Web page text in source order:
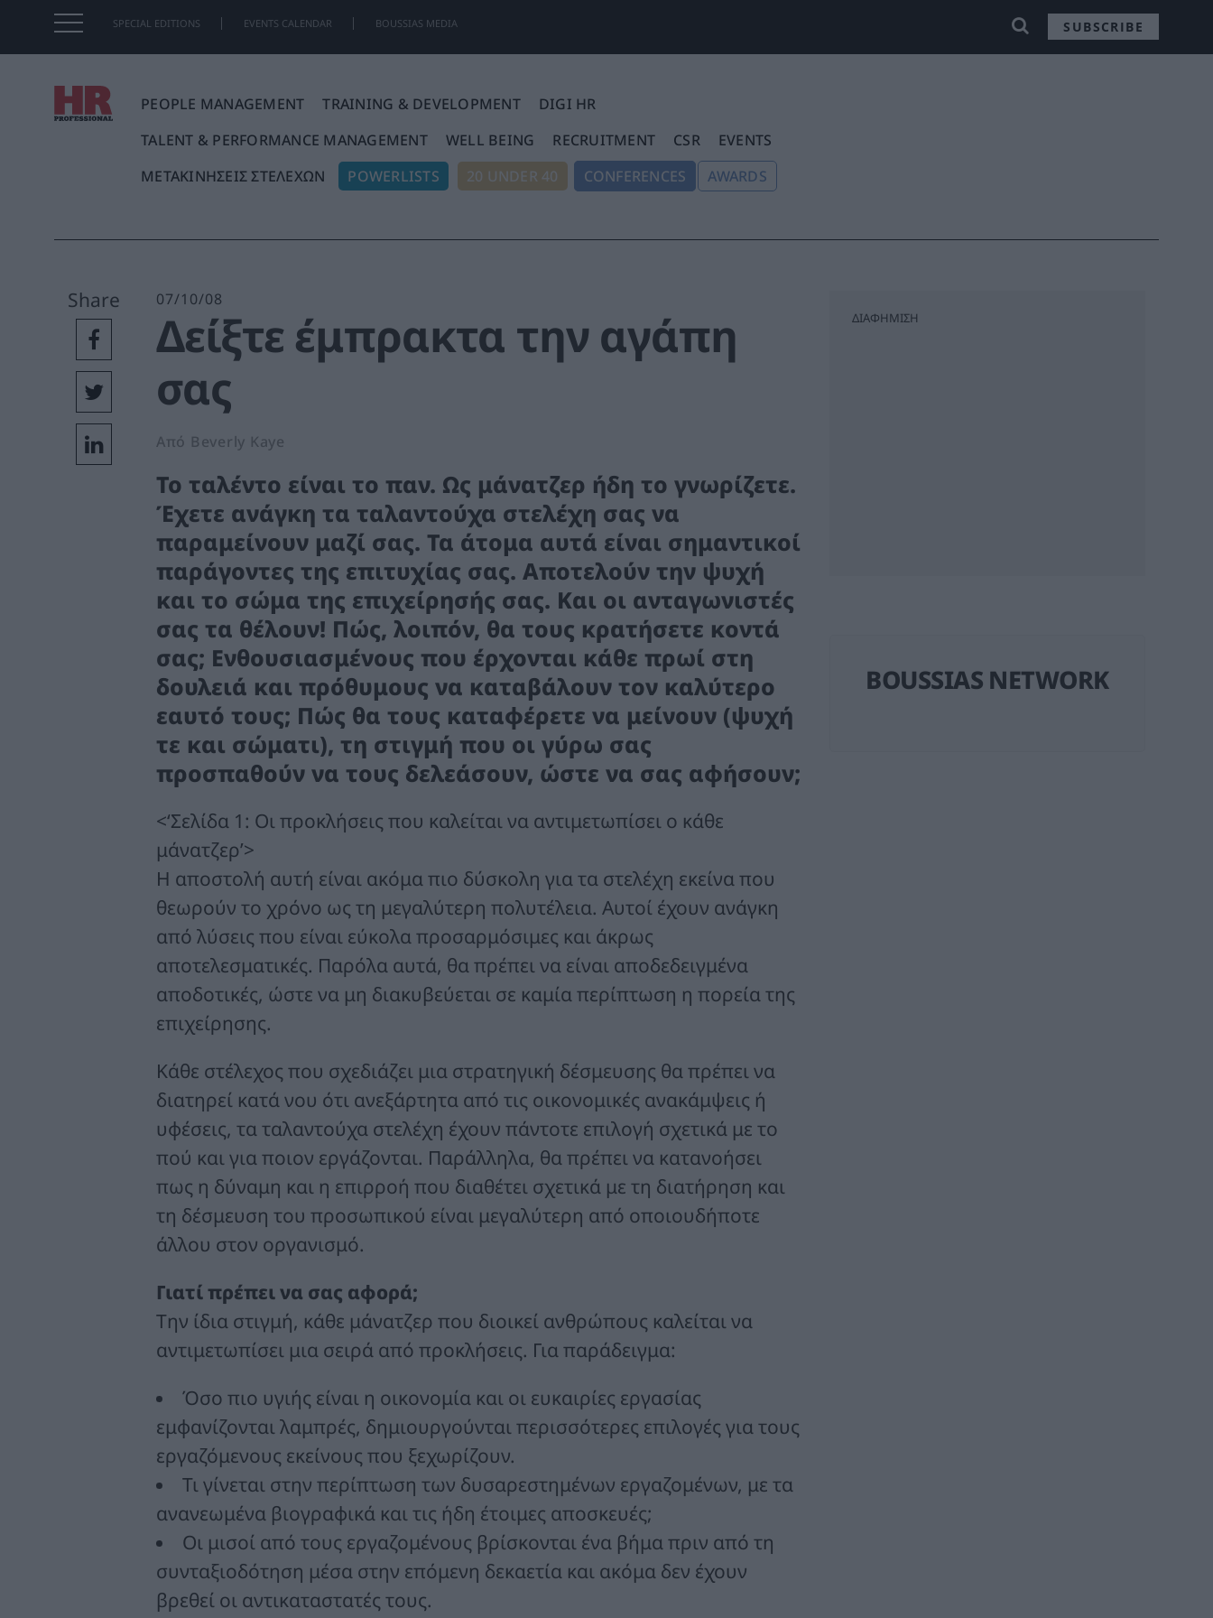
SPECIAL EDITIONS EVENTS CALENDAR BOUSSIAS MEDIA SUBSCRIBE
i
PEOPLE MANAGEMENT TRAINING & DEVELOPMENT
DIGI HR
TALENT & PERFORMANCE MANAGEMENT
WELL BEING RECRUITMENT CSR
EVENTS
ΜΕΤΑΚΙΝΗΣΕΙΣ ΣΤΕΛΕΧΩΝ
POWERLISTS 20 UNDER 40 CONFERENCES AWARDS
Share 07/10/08
Δείξτε έμπρακτα την αγάπη
σας
Από Beverly Kaye
Το ταλέντο είναι το παν. Ως μάνατζερ ήδη το γνωρίζετε.
Έχετε ανάγκη τα ταλαντούχα στελέχη σας να
παραμείνουν μαζί σας. Τα άτομα αυτά είναι σημαντικοί
παράγοντες της επιτυχίας σας. Αποτελούν την ψυχή
και το σώμα της επιχείρησής σας. Και οι ανταγωνιστές
σας τα θέλουν! Πώς, λοιπόν, θα τους κρατήσετε κοντά
σας; Ενθουσιασμένους που έρχονται κάθε πρωί στη
δουλειά και πρόθυμους να καταβάλουν τον καλύτερο
εαυτό τους; Πώς θα τους καταφέρετε να μείνουν (ψυχή
τε και σώματι), τη στιγμή που οι γύρω σας
προσπαθούν να τους δελεάσουν, ώστε να σας αφήσουν;
<‘Σελίδα 1: Οι προκλήσεις που καλείται να αντιμετωπίσει ο κάθε
μάνατζερ’>
Η αποστολή αυτή είναι ακόμα πιο δύσκολη για τα στελέχη εκείνα που
θεωρούν το χρόνο ως τη μεγαλύτερη πολυτέλεια. Αυτοί έχουν ανάγκη
από λύσεις που είναι εύκολα προσαρμόσιμες και άκρως
αποτελεσματικές. Παρόλα αυτά, θα πρέπει να είναι αποδεδειγμένα
αποδοτικές, ώστε να μη διακυβεύεται σε καμία περίπτωση η πορεία της
επιχείρησης.
Κάθε στέλεχος που σχεδιάζει μια στρατηγική δέσμευσης θα πρέπει να
διατηρεί κατά νου ότι ανεξάρτητα από τις οικονομικές ανακάμψεις ή
υφέσεις, τα ταλαντούχα στελέχη έχουν πάντοτε επιλογή σχετικά με το
πού και για ποιον εργάζονται. Παράλληλα, θα πρέπει να κατανοήσει
πως η δύναμη και η επιρροή που διαθέτει σχετικά με τη διατήρηση και
τη δέσμευση του προσωπικού είναι μεγαλύτερη από οποιουδήποτε
άλλου στον οργανισμό.
Γιατί πρέπει να σας αφορά;
Την ίδια στιγμή, κάθε μάνατζερ που διοικεί ανθρώπους καλείται να
αντιμετωπίσει μια σειρά από προκλήσεις. Για παράδειγμα:
Όσο πιο υγιής είναι η οικονομία και οι ευκαιρίες εργασίας
εμφανίζονται λαμπρές, δημιουργούνται περισσότερες επιλογές για τους
εργαζόμενους εκείνους που ξεχωρίζουν.
Τι γίνεται στην περίπτωση των δυσαρεστημένων εργαζομένων, με τα
ανανεωμένα βιογραφικά και τις ήδη έτοιμες αποσκευές;
Οι μισοί από τους εργαζομένους βρίσκονται ένα βήμα πριν από τη
συνταξιοδότηση μέσα στην επόμενη δεκαετία και ακόμα δεν έχουν
βρεθεί οι αντικαταστατές τους.
ΔΙΑΦΗΜΙΣΗ
BOUSSIAS NETWORK